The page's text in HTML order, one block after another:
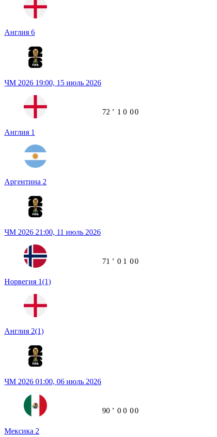
Англия 6
ЧМ 2026 19:00, 15 июль 2026
Англия 1
Аргентина 2
72 ʼ 1 0 00
ЧМ 2026 21:00, 11 июль 2026
Норвегия 1(1)
Англия 2(1)
71 ʼ 0 1 00
ЧМ 2026 01:00, 06 июль 2026
Мексика 2
90 ʼ 0 0 00